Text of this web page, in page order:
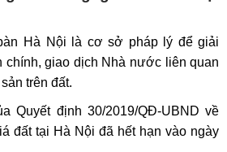
Hà Nội là cơ sở pháp lý để giải
chính, giao dịch Nhà nước liên quan
trên đất.
Quyết định 30/2019/QĐ-UBND về
đất tại Hà Nội đã hết hạn vào ngày